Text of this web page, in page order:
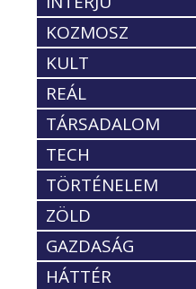
KOZMOSZ
KULT
REÁL
TÁRSADALOM
TECH
TÖRTÉNELEM
ZÖLD
GAZDASÁG
HÁTTÉR